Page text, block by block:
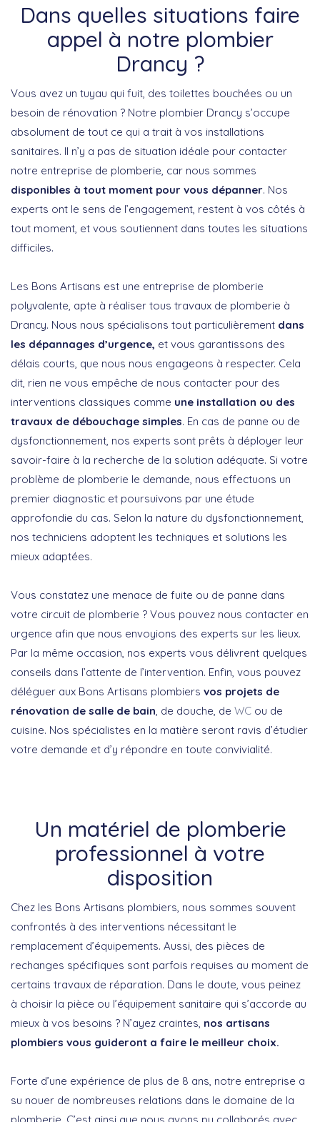
Dans quelles situations faire
appel à notre plombier
Drancy ?
Vous avez un tuyau qui fuit, des toilettes bouchées ou un
besoin de rénovation ? Notre plombier Drancy s’occupe
absolument de tout ce qui a trait à vos installations
sanitaires. Il n’y a pas de situation idéale pour contacter
notre entreprise de plomberie, car nous sommes
disponibles à tout moment pour vous dépanner. Nos
experts ont le sens de l’engagement, restent à vos côtés à
tout moment, et vous soutiennent dans toutes les situations
difficiles.
Les Bons Artisans est une entreprise de plomberie
polyvalente, apte à réaliser tous travaux de plomberie à
Drancy. Nous nous spécialisons tout particulièrement dans
les dépannages d’urgence, et vous garantissons des
délais courts, que nous nous engageons à respecter. Cela
dit, rien ne vous empêche de nous contacter pour des
interventions classiques comme une installation ou des
travaux de débouchage simples. En cas de panne ou de
dysfonctionnement, nos experts sont prêts à déployer leur
savoir-faire à la recherche de la solution adéquate. Si votre
problème de plomberie le demande, nous effectuons un
premier diagnostic et poursuivons par une étude
approfondie du cas. Selon la nature du dysfonctionnement,
nos techniciens adoptent les techniques et solutions les
mieux adaptées.
Vous constatez une menace de fuite ou de panne dans
votre circuit de plomberie ? Vous pouvez nous contacter en
urgence afin que nous envoyions des experts sur les lieux.
Par la même occasion, nos experts vous délivrent quelques
conseils dans l’attente de l’intervention. Enfin, vous pouvez
déléguer aux Bons Artisans plombiers vos projets de
rénovation de salle de bain , de douche, de WC ou de
cuisine. Nos spécialistes en la matière seront ravis d’étudier
votre demande et d’y répondre en toute convivialité.
Un matériel de plomberie
professionnel à votre
disposition
Chez les Bons Artisans plombiers, nous sommes souvent
confrontés à des interventions nécessitant le
remplacement d’équipements. Aussi, des pièces de
rechanges spécifiques sont parfois requises au moment de
certains travaux de réparation. Dans le doute, vous peinez
à choisir la pièce ou l’équipement sanitaire qui s’accorde au
mieux à vos besoins ? N’ayez craintes, nos artisans
plombiers vous guideront a faire le meilleur choix.
Forte d’une expérience de plus de 8 ans, notre entreprise a
su nouer de nombreuses relations dans le domaine de la